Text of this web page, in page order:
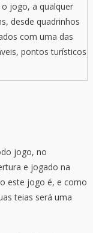
jogo, a qualquer
desde quadrinhos
com uma das
pontos turísticos
jogo, no
e jogado na
este jogo é, e como
teias será uma